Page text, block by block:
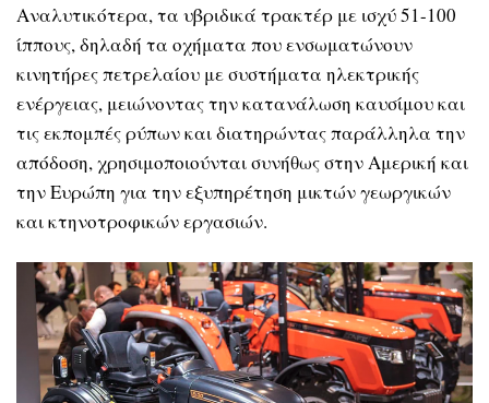
Αναλυτικότερα, τα υβριδικά τρακτέρ με ισχύ 51-100
ίππους, δηλαδή τα οχήματα που ενσωματώνουν
κινητήρες πετρελαίου με συστήματα ηλεκτρικής
ενέργειας, μειώνοντας την κατανάλωση καυσίμου και
τις εκπομπές ρύπων και διατηρώντας παράλληλα την
απόδοση, χρησιμοποιούνται συνήθως στην Αμερική και
την Ευρώπη για την εξυπηρέτηση μικτών γεωργικών
και κτηνοτροφικών εργασιών.